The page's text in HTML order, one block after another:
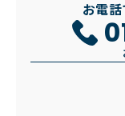
お電